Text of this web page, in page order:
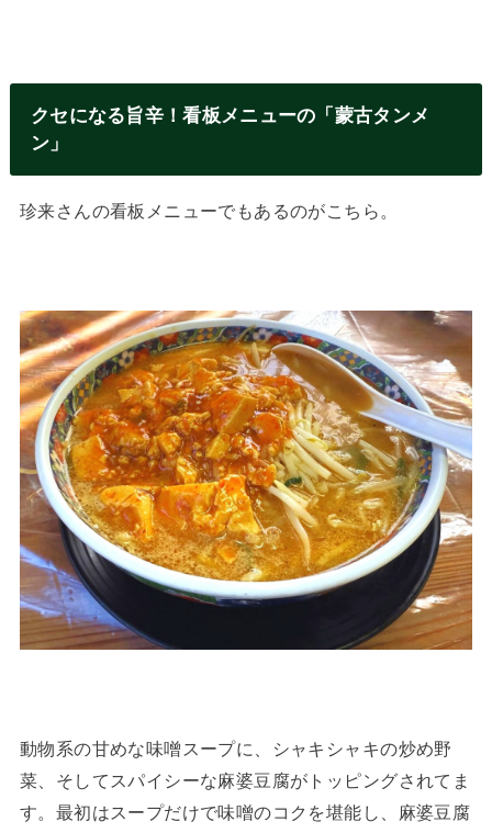
クセになる旨辛！看板メニューの「蒙古タンメ
ン」
珍来さんの看板メニューでもあるのがこちら。
動物系の甘めな味噌スープに、シャキシャキの炒め野
菜、そしてスパイシーな麻婆豆腐がトッピングされてま
す。最初はスープだけで味噌のコクを堪能し、麻婆豆腐